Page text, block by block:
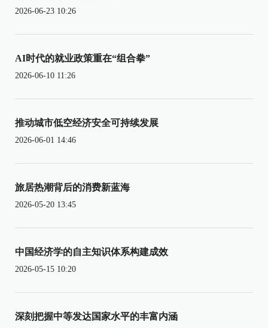
2026-06-23 10:26
AI时代的就业政策重在“组合拳”
2026-06-10 11:26
推动城市低空经济安全可持续发展
2026-06-01 14:46
旅居热潮背后的消费新蓝海
2026-05-20 13:45
中国经济学的自主知识体系构建成效
2026-05-15 10:20
深刻把握中等发达国家水平的丰富内涵